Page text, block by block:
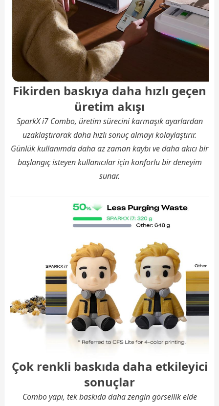
Fikirden baskıya daha hızlı geçen
üretim akışı
SparkX i7 Combo, üretim sürecini karmaşık ayarlardan
uzaklaştırarak daha hızlı sonuç almayı kolaylaştırır.
Günlük kullanımda daha az zaman kaybı ve daha akıcı bir
başlangıç isteyen kullanıcılar için konforlu bir deneyim
sunar.
Çok renkli baskıda daha etkileyici
sonuçlar
Combo yapı, tek baskıda daha zengin görsellik elde